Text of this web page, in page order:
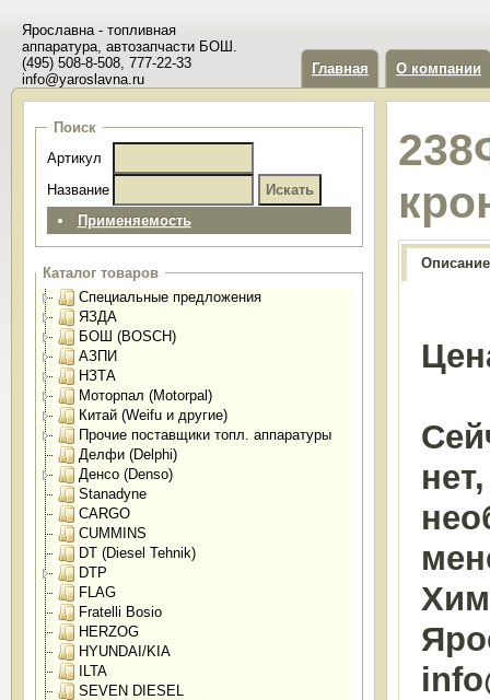
Ярославна - топливная
аппаратура, автозапчасти БОШ.
(495) 508-8-508, 777-22-33
info@yaroslavna.ru
Главная О компании
Поиск
Артикул
Название
Применяемость
Каталог товаров
Специальные предложения
ЯЗДА
БОШ (BOSCH)
АЗПИ
НЗТА
Моторпал (Motorpal)
Китай (Weifu и другие)
Прочие поставщики топл. аппаратуры
Делфи (Delphi)
Денсо (Denso)
Stanadyne
CARGO
CUMMINS
DT (Diesel Tehnik)
DTP
FLAG
Fratelli Bosio
HERZOG
HYUNDAI/KIA
ILTA
SEVEN DIESEL
Описание